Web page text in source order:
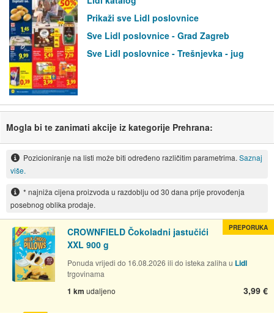
Prikaži sve Lidl poslovnice
Sve Lidl poslovnice - Grad Zagreb
Sve Lidl poslovnice - Trešnjevka - jug
Mogla bi te zanimati akcije iz kategorije Prehrana:
Pozicioniranje na listi može biti određeno različitim parametrima. Saznaj
više.
* najniža cijena proizvoda u razdoblju od 30 dana prije provođenja
posebnog oblika prodaje.
CROWNFIELD Čokoladni jastučići
XXL 900 g
Ponuda vrijedi do 16.08.2026 ili do isteka zaliha u Lidl
trgovinama
1 km udaljeno 3,99 €
PREPORUKA